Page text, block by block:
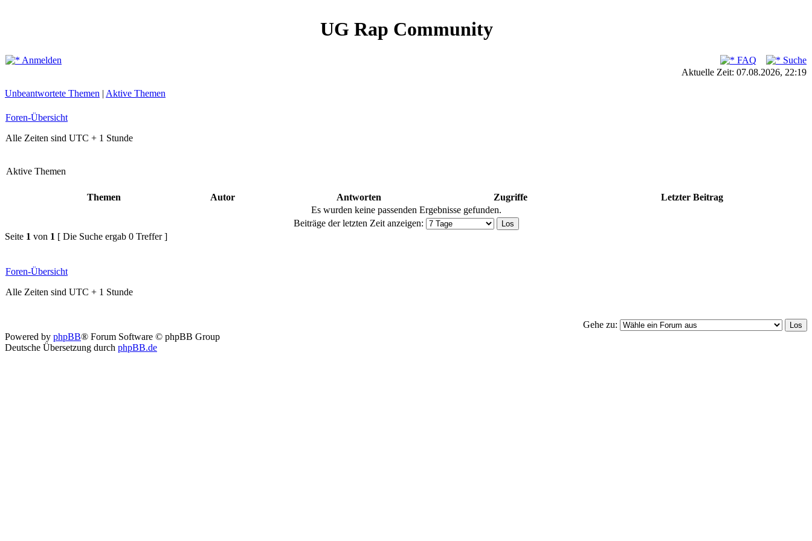
UG Rap Community
Anmelden FAQ
Suche
Aktuelle Zeit: 07.08.2026, 22:19
Unbeantwortete Themen | Aktive Themen
Foren-Übersicht
Alle Zeiten sind UTC + 1 Stunde
Aktive Themen
Themen Autor Antworten Zugriffe
Letzter Beitrag
Es wurden keine passenden Ergebnisse gefunden.
Beiträge der letzten Zeit anzeigen:
Seite 1 von 1 [ Die Suche ergab 0 Treffer ]
Foren-Übersicht
Alle Zeiten sind UTC + 1 Stunde
Gehe zu:
Powered by phpBB® Forum Software © phpBB Group
Deutsche Übersetzung durch phpBB.de